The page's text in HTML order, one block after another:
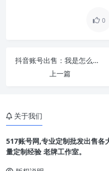
0
抖音账号出售：我是怎么靠它月入过万的？
上一篇
关于我们
517账号网,专业定制批发出售
量定制经验 老牌工作室。